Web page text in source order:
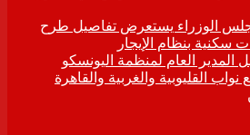
الوزراء يستعرض تفاصيل طرح
سكنية بنظام الإيجار
المدير العام لمنظمة اليونسكو
القليوبية والغربية والقاهرة